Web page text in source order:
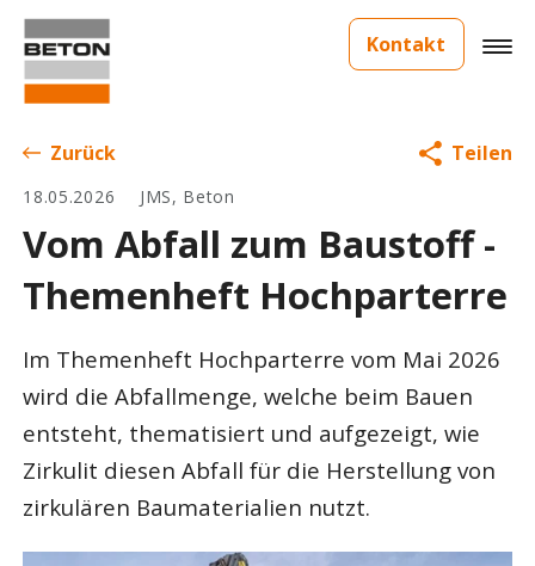
Kontakt
Zurück
18.05.2026 JMS, Beton
Teilen
Vom Abfall zum Baustoff -
Themenheft Hochparterre
Im Themenheft Hochparterre vom Mai 2026
wird die Abfallmenge, welche beim Bauen
entsteht, thematisiert und aufgezeigt, wie
Zirkulit diesen Abfall für die Herstellung von
zirkulären Baumaterialien nutzt.